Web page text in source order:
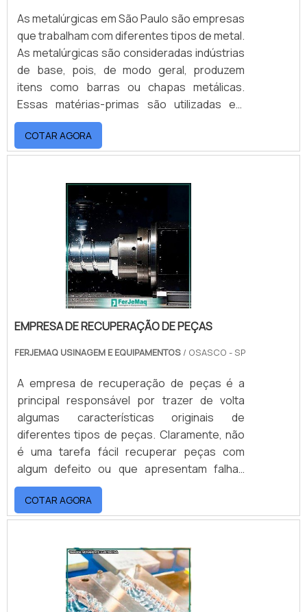
As metalúrgicas em São Paulo são empresas
que trabalham com diferentes tipos de metal.
As metalúrgicas são consideradas indústrias
de base, pois, de modo geral, produzem
itens como barras ou chapas metálicas.
Essas matérias-primas são utilizadas em
diferentes setores industriais e podem servir
para fabricar uma série de novos produtos,
que são utilizados no dia a dia. Exemplos de
Carbono; Aço Inoxidável; Entre outras.A
matéria-prima utilizada é sempre .
COTAR AGORA
EMPRESA DE RECUPERAÇÃO DE PEÇAS
FERJEMAQ USINAGEM E EQUIPAMENTOS / OSASCO - SP
A empresa de recuperação de peças é a
principal responsável por trazer de volta
algumas características originais de
diferentes tipos de peças. Claramente, não
é uma tarefa fácil recuperar peças com
algum defeito ou que apresentam falhas
após determinado serviço. As empresas de
recuperação de peças que desenvolvem um
trabalho de qualidade possuem máquinas e
conseguem trazer de volta as
características originais da peça, evitando
problemas em todo o sistema de prod.
COTAR AGORA